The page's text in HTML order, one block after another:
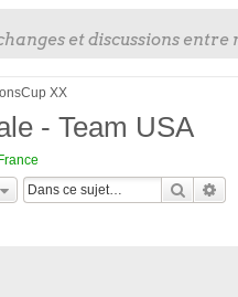
l'inscription sur le
ainsi votre compte
Rejoignez-
France !
et discussions
XX
- Team USA